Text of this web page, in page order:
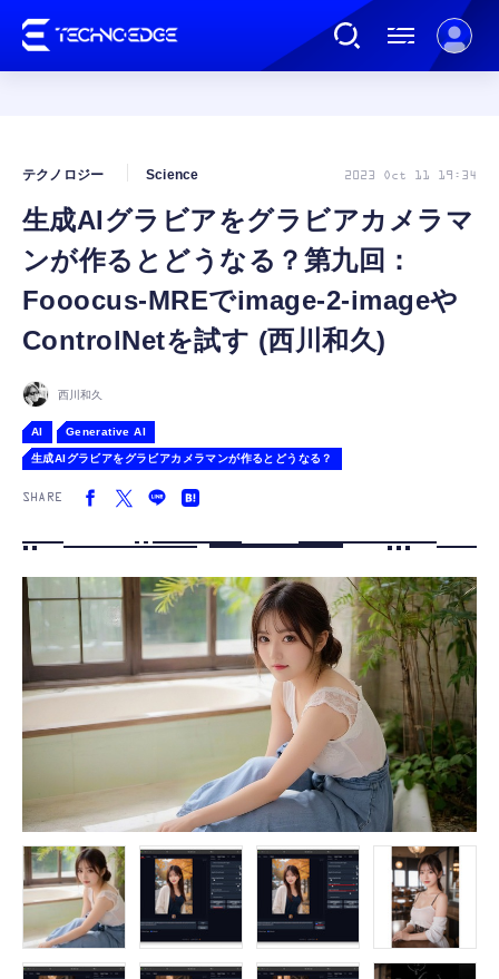
AI
ガジェット
ゲーム
公式ストア
生成AIグラビアをグラビアカメラマ
ンが作るとどうなる？第九回：
Fooocus-MREでimage-2-imageや
ControlNetを試す (西川和久)
テクノロジー Science 2023 Oct 11 19:34
西川和久
AI Generative AI
生成AIグラビアをグラビアカメラマンが作るとどうなる？
SHARE